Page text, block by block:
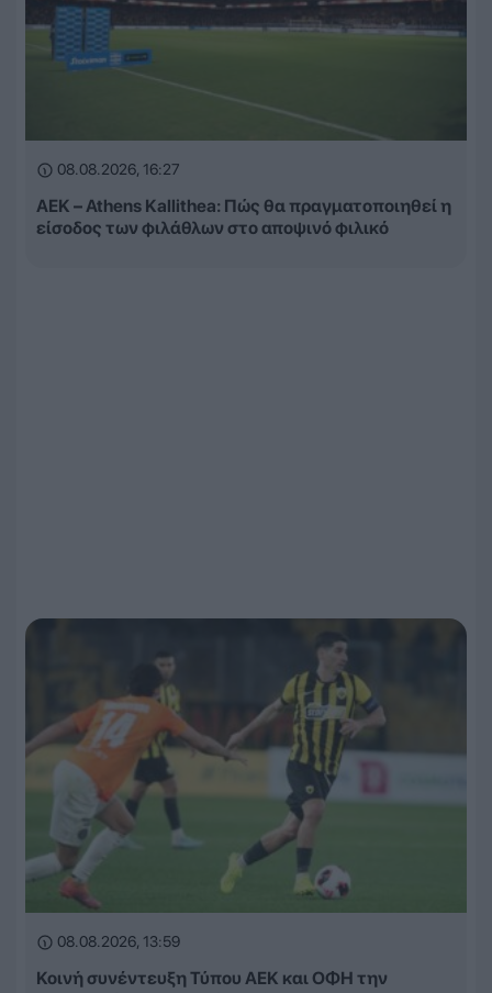
08.08.2026, 16:27
ΑΕΚ – Athens Kallithea: Πώς θα πραγματοποιηθεί η
είσοδος των φιλάθλων στο αποψινό φιλικό
08.08.2026, 13:59
Κοινή συνέντευξη Τύπου ΑΕΚ και ΟΦΗ την